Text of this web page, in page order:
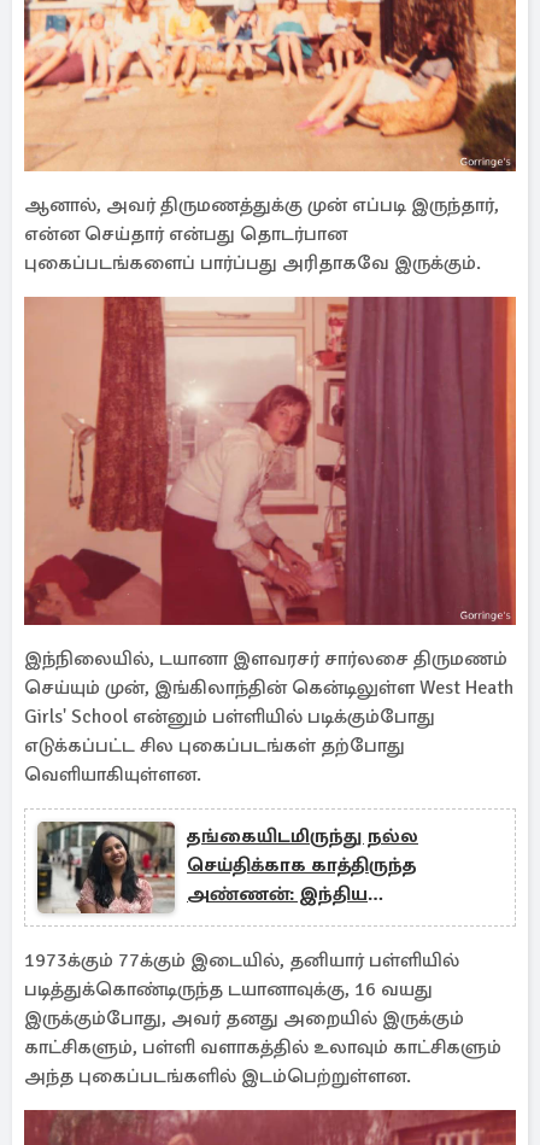
ஆனால், அவர் திருமணத்துக்கு முன் எப்படி இருந்தார்,
என்ன செய்தார் என்பது தொடர்பான
புகைப்படங்களைப் பார்ப்பது அரிதாகவே இருக்கும்.
இந்நிலையில், டயானா இளவரசர் சார்லசை திருமணம்
செய்யும் முன், இங்கிலாந்தின் கென்டிலுள்ள West Heath
Girls' School என்னும் பள்ளியில் படிக்கும்போது
எடுக்கப்பட்ட சில புகைப்படங்கள் தற்போது
வெளியாகியுள்ளன.
தங்கையிடமிருந்து நல்ல
செய்திக்காக காத்திருந்த
அண்ணன்: இந்திய
இளம்பெண்ணுக்கு நேர்ந்த துயரம்
1973க்கும் 77க்கும் இடையில், தனியார் பள்ளியில்
படித்துக்கொண்டிருந்த டயானாவுக்கு, 16 வயது
இருக்கும்போது, அவர் தனது அறையில் இருக்கும்
காட்சிகளும், பள்ளி வளாகத்தில் உலாவும் காட்சிகளும்
அந்த புகைப்படங்களில் இடம்பெற்றுள்ளன.